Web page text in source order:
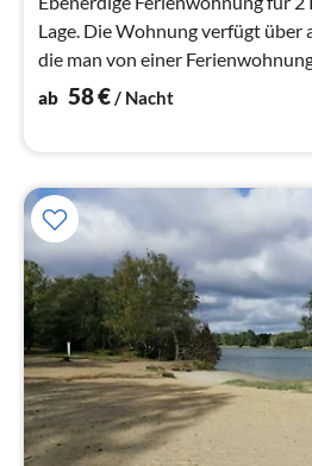
Lage. Die Wohnung verfügt über
die man von einer
Internet. Siehe Bilder.
ab 58€/ Nacht